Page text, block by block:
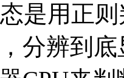
用正则
分辨到